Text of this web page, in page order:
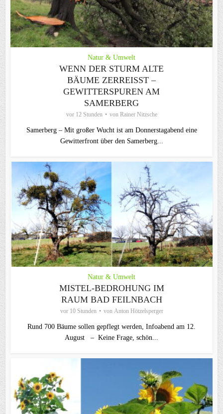
Natur & Umwelt
WENN DER STURM ALTE
BÄUME ZERREISST – G
EWITTERSPUREN AM S
AMERBERG
vor 12 Stunden von Rainer Nitzsche
Samerberg – Mit großer Wucht ist am Donnerstagabend eine
Gewitterfront über den Samerberg...
Natur & Umwelt
MISTEL-BEDROHUNG IM
RAUM BAD FEILNBACH
vor 10 Stunden von Anton Hötzelsperger
Rund 700 Bäume sollen gepflegt werden, Infoabend am 12.
August – Keine Frage, schön...